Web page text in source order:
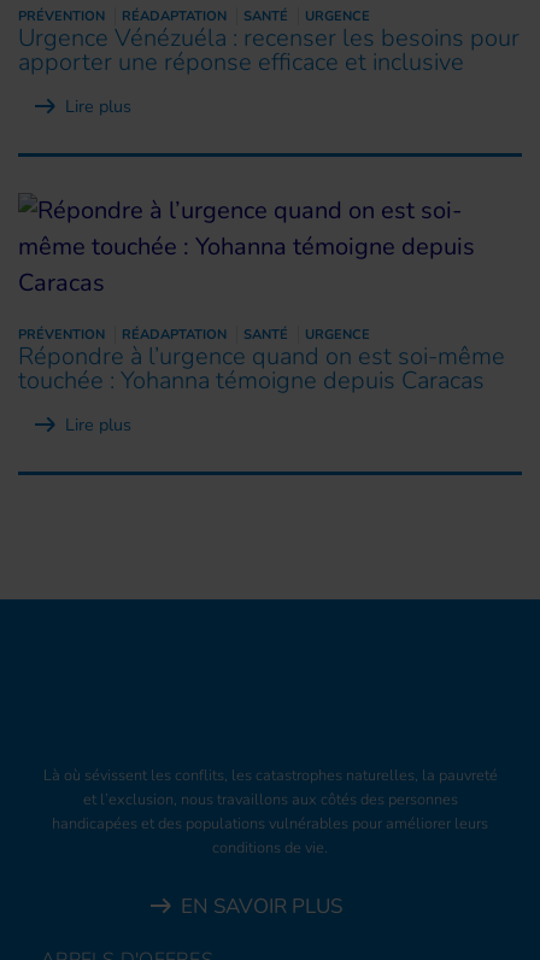
PRÉVENTION RÉADAPTATION SANTÉ URGENCE
Urgence Vénézuéla : recenser les besoins pour
apporter une réponse efficace et inclusive
Lire plus
PRÉVENTION RÉADAPTATION SANTÉ URGENCE
Répondre à l’urgence quand on est soi-même
touchée : Yohanna témoigne depuis Caracas
Lire plus
Là où sévissent les conflits, les catastrophes naturelles, la pauvreté
et l’exclusion, nous travaillons aux côtés des personnes
handicapées et des populations vulnérables pour améliorer leurs
conditions de vie.
EN SAVOIR PLUS